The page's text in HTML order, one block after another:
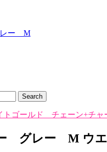
ー M
ゴールド チェーン+チ
グレー M ウ